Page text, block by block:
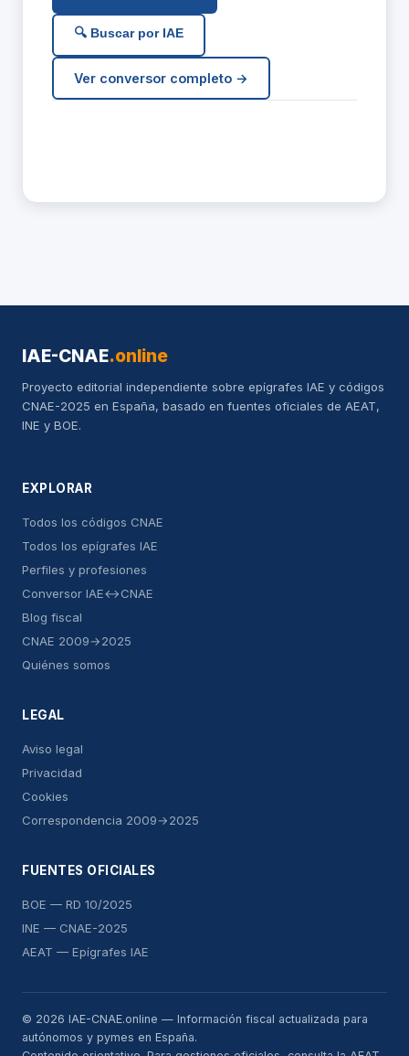
🔍 Buscar por IAE
Ver conversor completo →
IAE-CNAE.online
Proyecto editorial independiente sobre epígrafes IAE y códigos
CNAE-2025 en España, basado en fuentes oficiales de AEAT,
INE y BOE.
EXPLORAR
Todos los códigos CNAE
Todos los epígrafes IAE
Perfiles y profesiones
Conversor IAE↔CNAE
Blog fiscal
CNAE 2009→2025
Quiénes somos
LEGAL
Aviso legal
Privacidad
Cookies
Correspondencia 2009→2025
FUENTES OFICIALES
BOE — RD 10/2025
INE — CNAE-2025
AEAT — Epígrafes IAE
© 2026 IAE-CNAE.online — Información fiscal actualizada para
autónomos y pymes en España.